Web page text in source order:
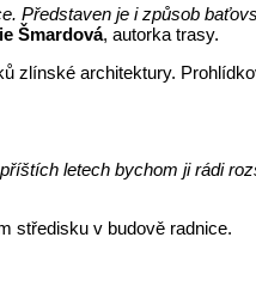
Představen je i způsob
Šmardová, autorka trasy.
zlínské architektury.
letech bychom ji rádi
středisku v budově radnice.